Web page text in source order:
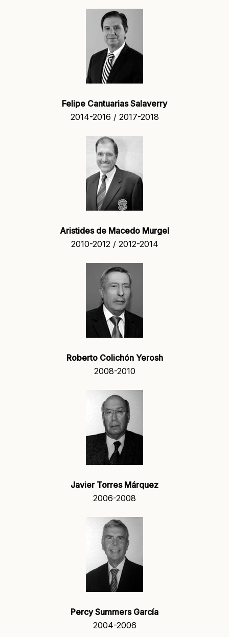
Felipe Cantuarias Salaverry
2014-2016 / 2017-2018
Aristides de Macedo Murgel
2010-2012 / 2012-2014
Roberto Colichón Yerosh
2008-2010
Javier Torres Márquez
2006-2008
Percy Summers García
2004-2006